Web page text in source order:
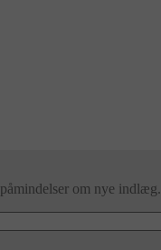
om nye indlæg.